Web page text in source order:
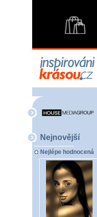
Nejnovější
Nejlépe hodnocená